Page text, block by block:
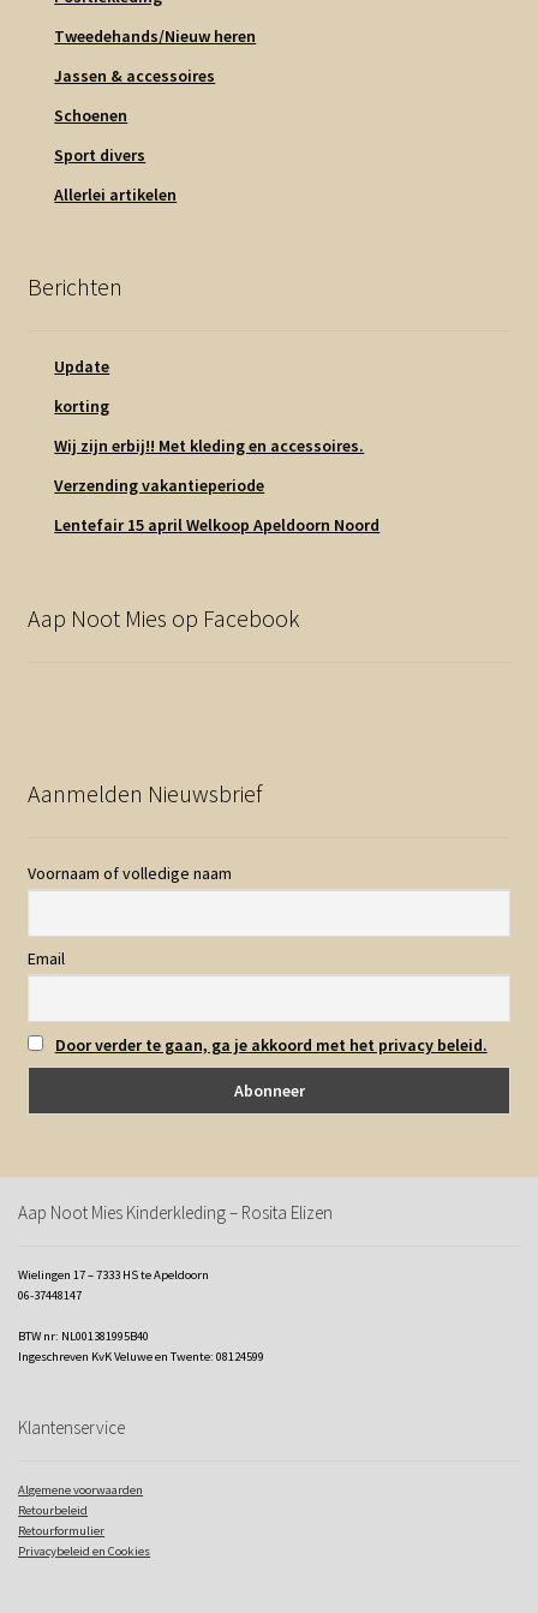
Tweedehands/Nieuw heren
Jassen & accessoires
Schoenen
Sport divers
Allerlei artikelen
Berichten
Update
korting
Wij zijn erbij!! Met kleding en accessoires.
Verzending vakantieperiode
Lentefair 15 april Welkoop Apeldoorn Noord
Aap Noot Mies op Facebook
Aanmelden Nieuwsbrief
Voornaam of volledige naam
Email
Door verder te gaan, ga je akkoord met het privacy beleid.
Aap Noot Mies Kinderkleding – Rosita Elizen
Wielingen 17 – 7333 HS te Apeldoorn
06-37448147
BTW nr: NL001381995B40
Ingeschreven KvK Veluwe en Twente: 08124599
Klantenservice
Algemene voorwaarden
Retourbeleid
Retourformulier
Privacybeleid en Cookies